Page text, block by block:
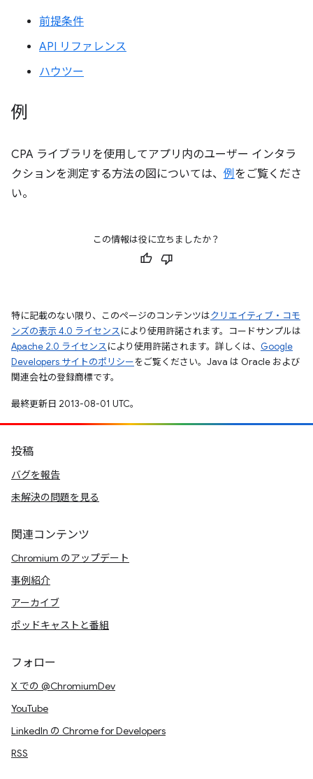
前提条件
API リファレンス
ハウツー
例
CPA ライブラリを使用してアプリ内のユーザー インタラ
クションを測定する方法の図については、 例をご覧くださ
い。
この情報は役に立ちましたか？
特に記載のない限り、このページのコンテンツはクリエイティブ・コモ
ンズの表示 4.0 ライセンスにより使用許諾されます。コードサンプルは
Apache 2.0 ライセンスにより使用許諾されます。詳しくは、 Google
Developers サイトのポリシーをご覧ください。Java は Oracle および
関連会社の登録商標です。
最終更新日 2013-08-01 UTC。
投稿
バグを報告
未解決の問題を見る
関連コンテンツ
Chromium のアップデート
事例紹介
アーカイブ
ポッドキャストと番組
フォロー
X での @ChromiumDev
YouTube
LinkedIn の Chrome for Developers
RSS